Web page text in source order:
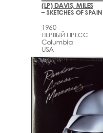
(LP) DAVIS, MILES
– SKETCHES OF SPAIN
1960
ПЕРВЫЙ ПРЕСС
Columbia
USA